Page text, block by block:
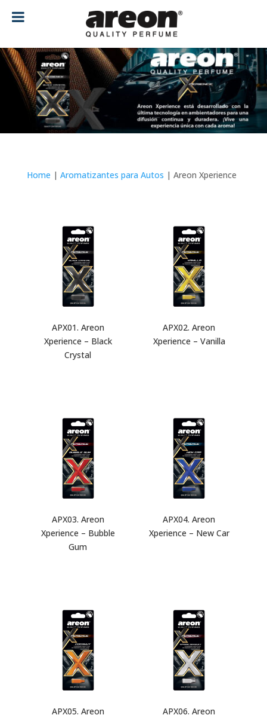
Home | Aromatizantes para Autos | Areon Xperience
APX01. Areon
Xperience – Black
Crystal
APX02. Areon
Xperience – Vanilla
APX03. Areon
Xperience – Bubble
Gum
APX04. Areon
Xperience – New Car
APX05. Areon
APX06. Areon